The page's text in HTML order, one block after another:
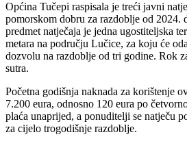
Općina Tučepi raspisala je treći javni
pomorskom dobru za razdoblje od 2024.
predmet natječaja je jedna ugostiteljska
metara na području Lučice, za koju će
dozvolu na razdoblje od tri godine. Rok
sutra.
Početna godišnja naknada za korištenje
7.200 eura, odnosno 120 eura po
plaća unaprijed, a ponuditelji se natječu
za cijelo trogodišnje razdoblje.